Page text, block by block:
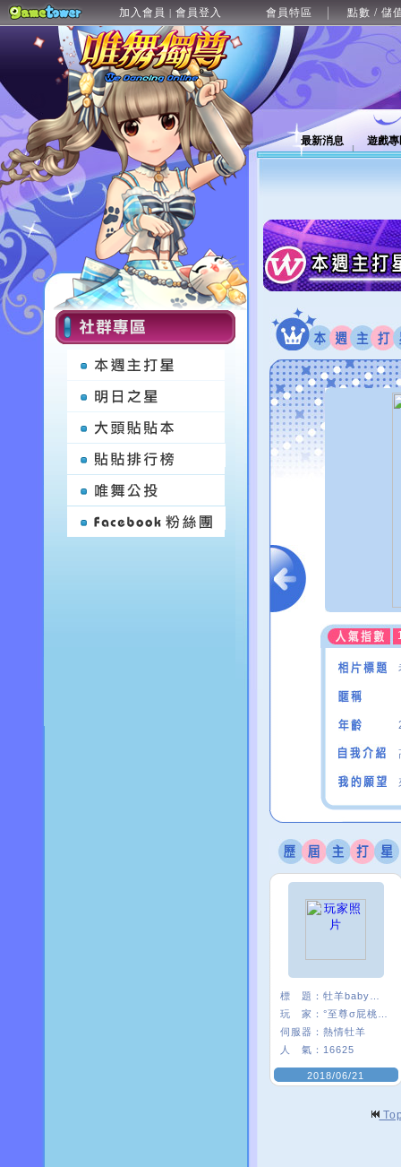
加入會員 | 會員登入 會員特區 點數 / 儲
最新消息 遊戲
標 題：
玩 家：
伺服器： 熱情牡羊
人 氣： 16625
2018/06/21